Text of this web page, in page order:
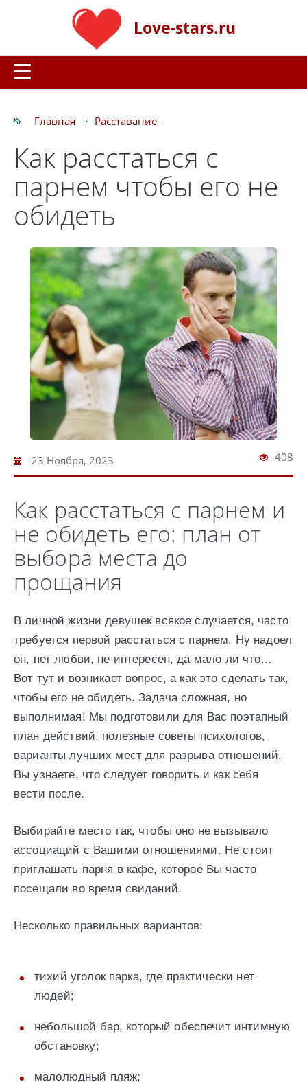
Love-stars.ru
Главная Расставание
Как расстаться с
парнем чтобы его не
обидеть
23 Ноября, 2023 408
Как расстаться с парнем и
не обидеть его: план от
выбора места до
прощания
В личной жизни девушек всякое случается, часто
требуется первой расстаться с парнем. Ну надоел
он, нет любви, не интересен, да мало ли что…
Вот тут и возникает вопрос, а как это сделать так,
чтобы его не обидеть. Задача сложная, но
выполнимая! Мы подготовили для Вас поэтапный
план действий, полезные советы психологов,
варианты лучших мест для разрыва отношений.
Вы узнаете, что следует говорить и как себя
вести после.
Выбирайте место так, чтобы оно не вызывало
ассоциаций с Вашими отношениями. Не стоит
приглашать парня в кафе, которое Вы часто
посещали во время свиданий.
Несколько правильных вариантов:
тихий уголок парка, где практически нет
людей;
небольшой бар, который обеспечит интимную
обстановку;
малолюдный пляж;